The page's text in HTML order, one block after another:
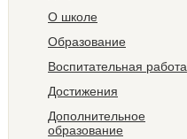
О школе
Образование
Воспитательная работа
Достижения
Дополнительное
образование